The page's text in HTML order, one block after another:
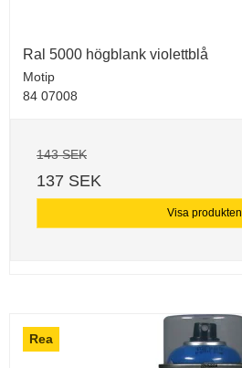
Ral 5000 högblank violettblå
Motip
84 07008
143 SEK
137 SEK
Visa produkten
Rea